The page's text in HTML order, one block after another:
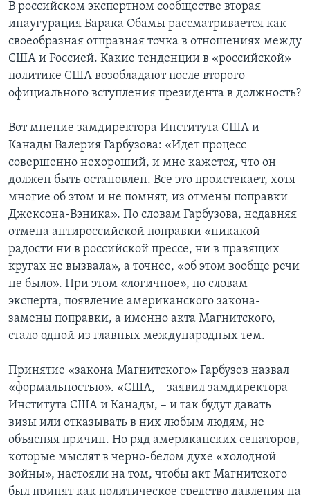
В российском экспертном сообществе вторая
инаугурация Барака Обамы рассматривается как
своеобразная отправная точка в отношениях между
США и Россией. Какие тенденции в «российской»
политике США возобладают после второго
официального вступления президента в должность?
Вот мнение замдиректора Института США и
Канады Валерия Гарбузова: «Идет процесс
совершенно нехороший, и мне кажется, что он
должен быть остановлен. Все это проистекает, хотя
многие об этом и не помнят, из отмены поправки
Джексона-Вэника». По словам Гарбузова, недавняя
отмена антироссийской поправки «никакой
радости ни в российской прессе, ни в правящих
кругах не вызвала», а точнее, «об этом вообще речи
не было». При этом «логичное», по словам
эксперта, появление американского закона-
замены поправки, а именно акта Магнитского,
стало одной из главных международных тем.
Принятие «закона Магнитского» Гарбузов назвал
«формальностью». «США, – заявил замдиректора
Института США и Канады, – и так будут давать
визы или отказывать в них любым людям, не
объясняя причин. Но ряд американских сенаторов,
которые мыслят в черно-белом духе «холодной
войны», настояли на том, чтобы акт Магнитского
был принят как политическое средство давления на